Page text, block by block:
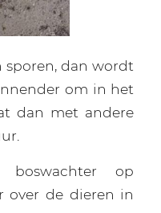
sporen, dan wordt
om in het
dan met andere
op
over de dieren in